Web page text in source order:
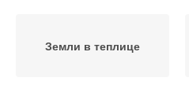
Земли в теплице